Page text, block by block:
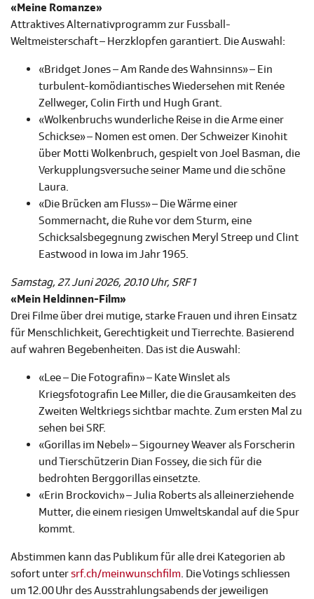
«Meine Romanze»
Attraktives Alternativprogramm zur Fussball-
Weltmeisterschaft – Herzklopfen garantiert. Die Auswahl:
«Bridget Jones – Am Rande des Wahnsinns» – Ein
turbulent-komödiantisches Wiedersehen mit Renée
Zellweger, Colin Firth und Hugh Grant.
«Wolkenbruchs wunderliche Reise in die Arme einer
Schickse» – Nomen est omen. Der Schweizer Kinohit
über Motti Wolkenbruch, gespielt von Joel Basman, die
Verkupplungsversuche seiner Mame und die schöne
Laura.
«Die Brücken am Fluss» – Die Wärme einer
Sommernacht, die Ruhe vor dem Sturm, eine
Schicksalsbegegnung zwischen Meryl Streep und Clint
Eastwood in Iowa im Jahr 1965.
Samstag, 27. Juni 2026, 20.10 Uhr, SRF 1
«Mein Heldinnen-Film»
Drei Filme über drei mutige, starke Frauen und ihren Einsatz
für Menschlichkeit, Gerechtigkeit und Tierrechte. Basierend
auf wahren Begebenheiten. Das ist die Auswahl:
«Lee – Die Fotografin» – Kate Winslet als
Kriegsfotografin Lee Miller, die die Grausamkeiten des
Zweiten Weltkriegs sichtbar machte. Zum ersten Mal zu
sehen bei SRF.
«Gorillas im Nebel» – Sigourney Weaver als Forscherin
und Tierschützerin Dian Fossey, die sich für die
bedrohten Berggorillas einsetzte.
«Erin Brockovich» – Julia Roberts als alleinerziehende
Mutter, die einem riesigen Umweltskandal auf die Spur
kommt.
Abstimmen kann das Publikum für alle drei Kategorien ab
sofort untersrf.ch/meinwunschfilm. Die Votings schliessen
um 12.00 Uhr des Ausstrahlungsabends der jeweiligen